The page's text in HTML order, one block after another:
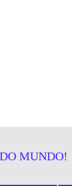
MUNDO!